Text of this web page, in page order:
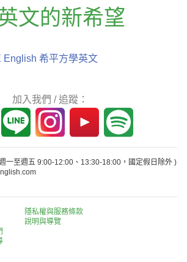
文的新希望
English 希平方學英文
加入我們 / 追蹤：
一至週五 9:00-12:00、13:30-18:00，國定假日除外 )
隱私權與服務條款
說明與導覽